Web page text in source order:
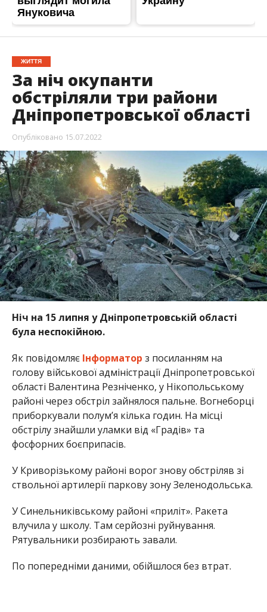
ЖИТТЯ
За ніч окупанти
обстріляли три райони
Дніпропетровської області
Опубліковано 15.07.2022
Ніч на 15 липня у Дніпропетровській області
була неспокійною.
Як повідомляє Інформатор з посиланням на
голову військової адміністрації Дніпропетровської
області Валентина Резніченко, у Нікопольському
районі через обстріл зайнялося пальне. Вогнеборці
приборкували полум’я кілька годин. На місці
обстрілу знайшли уламки від «Градів» та
фосфорних боєприпасів.
У Криворізькому районі ворог знову обстріляв зі
ствольної артилерії паркову зону Зеленодольська.
У Синельниківському районі «приліт». Ракета
влучила у школу. Там серйозні руйнування.
Рятувальники розбирають завали.
По попередніми даними, обійшлося без втрат.